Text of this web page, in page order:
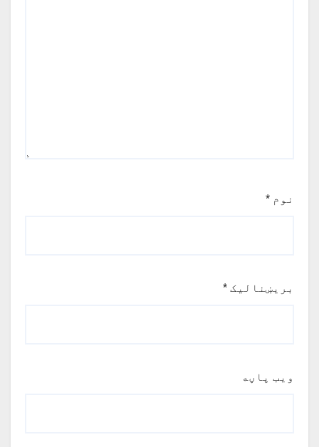
نوم *
بریښنالیک *
ویب پاڼه